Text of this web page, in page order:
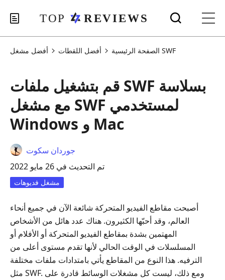
الصفحة الرئيسية أفضل اللقطات أفضل مشغل SWF
قم بتشغيل ملفات SWF بسلاسة
مع مشغل SWF لمستخدمي
Windows و Mac
جوردان سكوت
تم التحديث في 26 مايو 2022
مشغل فديوهات
أصبحت مقاطع الفيديو المتحركة شائعة الآن في جميع أنحاء
العالم، وقد أحبّها الكثيرون. هناك عدد هائل من الأشخاص
المهتمين بشدة بمقاطع الفيديو المتحركة أو الأفلام أو
المسلسلات في الوقت الحالي لأنها تقدم مستوى أعلى من
الترفيه. هذا النوع من المقاطع يأتي بامتدادات ملفات مختلفة
مثل ‎SWF‎. ومع ذلك، ليست كل مشغلات الوسائط قادرة على